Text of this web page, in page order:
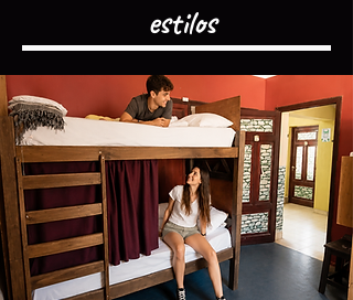
estilos